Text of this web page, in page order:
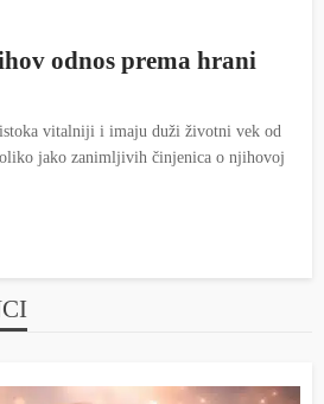
odnos prema hrani
vitalniji i imaju duži životni vek od
jako zanimljivih činjenica o njihovoj